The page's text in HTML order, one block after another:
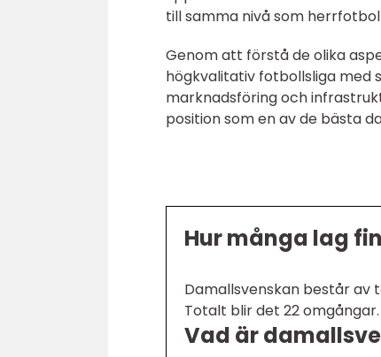
till samma nivå som
Genom att förstå de olika
högkvalitativ fotbollsliga med
marknadsföring och
position som en av de bästa
Hur många lag
Damallsvenskan består av
Totalt blir det 22 omgångar.
Vad är